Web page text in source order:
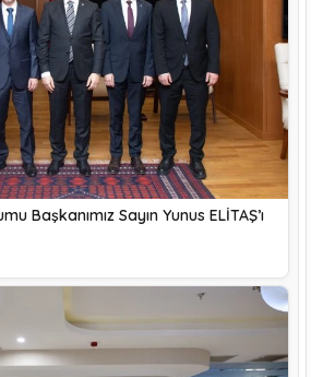
Başkanımız Sayın Yunus ELİTAŞ’ı